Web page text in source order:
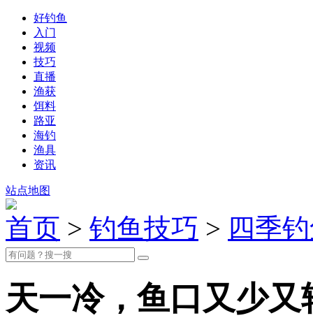
好钓鱼
入门
视频
技巧
直播
渔获
饵料
路亚
海钓
渔具
资讯
站点地图
首页 > 钓鱼技巧 > 四季
天一冷，鱼口又少